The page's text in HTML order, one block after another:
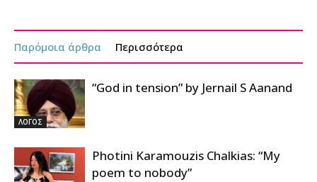
Παρόμοια άρθρα Περισσότερα
ΛΟΓΟΣ
“God in tension” by Jernail S Aanand
Photini Karamouzis Chalkias: “My
poem to nobody”